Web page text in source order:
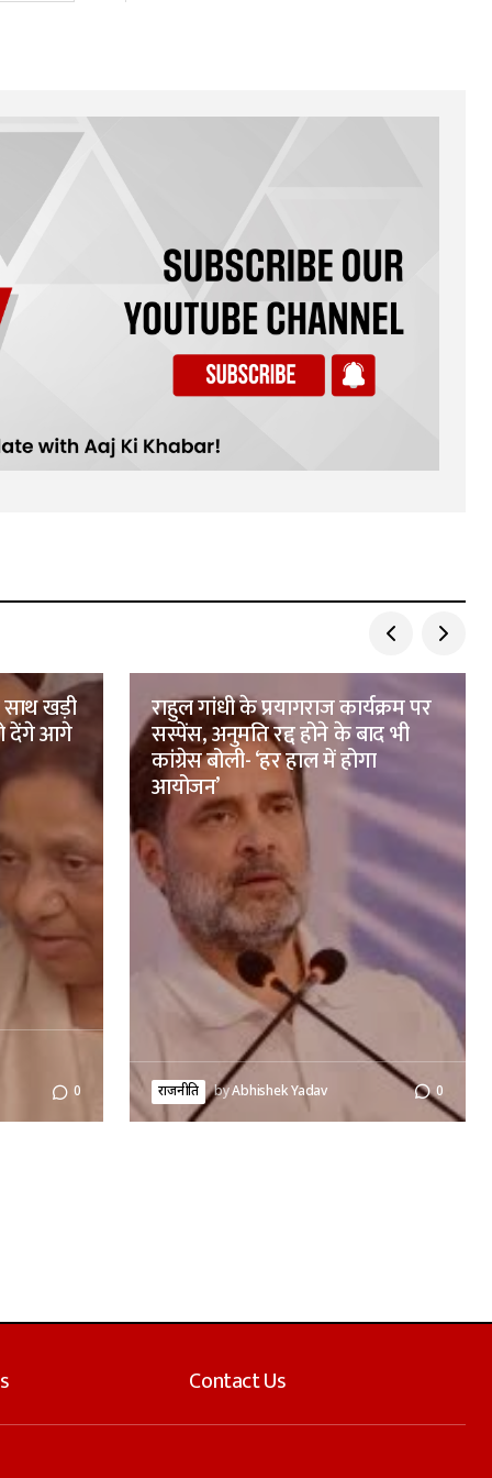
खड़ी
देंगे आगे
0
राहुल गांधी के प्रयागराज कार्यक्रम पर
सस्पेंस, अनुमति रद्द होने के बाद भी
कांग्रेस बोली- ‘हर हाल में होगा
आयोजन’
राजनीति byAbhishek Yadav 0
Contact Us